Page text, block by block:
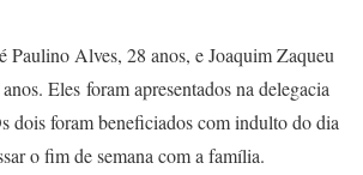
Paulino Alves, 28 anos, e Joaquim Zaqueu
Eles foram apresentados na delegacia
dois foram beneficiados com indulto do dia
o fim de semana com a família.